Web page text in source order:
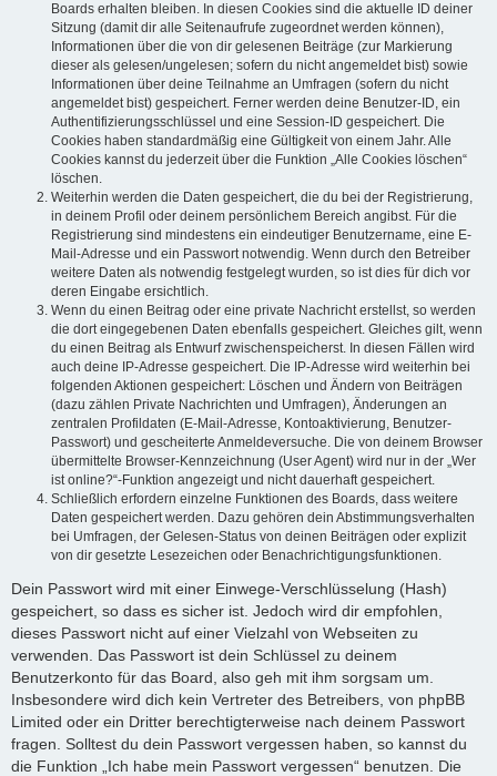
Boards erhalten bleiben. In diesen Cookies sind die aktuelle ID deiner
Sitzung (damit dir alle Seitenaufrufe zugeordnet werden können),
Informationen über die von dir gelesenen Beiträge (zur Markierung
dieser als gelesen/ungelesen; sofern du nicht angemeldet bist) sowie
Informationen über deine Teilnahme an Umfragen (sofern du nicht
angemeldet bist) gespeichert. Ferner werden deine Benutzer-ID, ein
Authentifizierungsschlüssel und eine Session-ID gespeichert. Die
Cookies haben standardmäßig eine Gültigkeit von einem Jahr. Alle
Cookies kannst du jederzeit über die Funktion „Alle Cookies löschen“
löschen.
Weiterhin werden die Daten gespeichert, die du bei der Registrierung,
in deinem Profil oder deinem persönlichem Bereich angibst. Für die
Registrierung sind mindestens ein eindeutiger Benutzername, eine E-
Mail-Adresse und ein Passwort notwendig. Wenn durch den Betreiber
weitere Daten als notwendig festgelegt wurden, so ist dies für dich vor
deren Eingabe ersichtlich.
Wenn du einen Beitrag oder eine private Nachricht erstellst, so werden
die dort eingegebenen Daten ebenfalls gespeichert. Gleiches gilt, wenn
du einen Beitrag als Entwurf zwischenspeicherst. In diesen Fällen wird
auch deine IP-Adresse gespeichert. Die IP-Adresse wird weiterhin bei
folgenden Aktionen gespeichert: Löschen und Ändern von Beiträgen
(dazu zählen Private Nachrichten und Umfragen), Änderungen an
zentralen Profildaten (E-Mail-Adresse, Kontoaktivierung, Benutzer-
Passwort) und gescheiterte Anmeldeversuche. Die von deinem Browser
übermittelte Browser-Kennzeichnung (User Agent) wird nur in der „Wer
ist online?“-Funktion angezeigt und nicht dauerhaft gespeichert.
Schließlich erfordern einzelne Funktionen des Boards, dass weitere
Daten gespeichert werden. Dazu gehören dein Abstimmungsverhalten
bei Umfragen, der Gelesen-Status von deinen Beiträgen oder explizit
von dir gesetzte Lesezeichen oder Benachrichtigungsfunktionen.
Dein Passwort wird mit einer Einwege-Verschlüsselung (Hash)
gespeichert, so dass es sicher ist. Jedoch wird dir empfohlen,
dieses Passwort nicht auf einer Vielzahl von Webseiten zu
verwenden. Das Passwort ist dein Schlüssel zu deinem
Benutzerkonto für das Board, also geh mit ihm sorgsam um.
Insbesondere wird dich kein Vertreter des Betreibers, von phpBB
Limited oder ein Dritter berechtigterweise nach deinem Passwort
fragen. Solltest du dein Passwort vergessen haben, so kannst du
die Funktion „Ich habe mein Passwort vergessen“ benutzen. Die